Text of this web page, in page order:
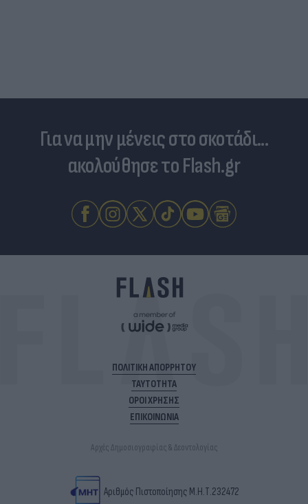
Για να μην μένεις στο σκοτάδι...
ακολούθησε το Flash.gr
ΠΟΛΙΤΙΚΗ ΑΠΟΡΡΗΤΟΥ
ΤΑΥΤΟΤΗΤΑ
ΟΡΟΙ ΧΡΗΣΗΣ
ΕΠΙΚΟΙΝΩΝΙΑ
Αρχές Δημοσιογραφίας & Δεοντολογίας
Αριθμός Πιστοποίησης Μ.Η.Τ.232472